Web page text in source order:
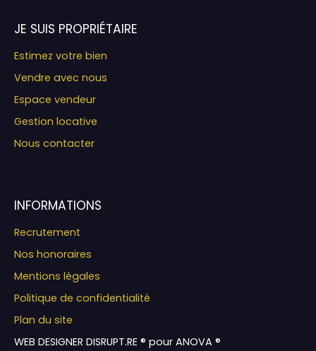
JE SUIS PROPRIÉTAIRE
Estimez votre bien
Vendre avec nous
Espace vendeur
Gestion locative
Nous contacter
INFORMATIONS
Recrutement
Nos honoraires
Mentions légales
Politique de confidentialité
Plan du site
WEB DESIGNER DISRUPT.RE ® pour ANOVA ®